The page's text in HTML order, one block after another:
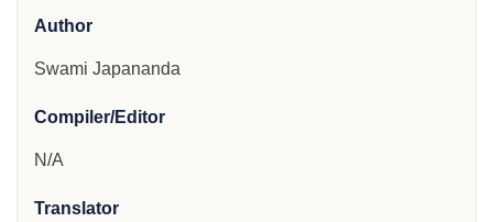
Author
Swami Japananda
Compiler/Editor
N/A
Translator